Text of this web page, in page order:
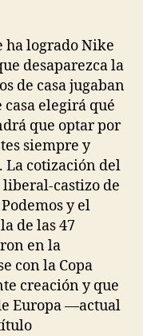
ha logrado Nike
desaparezca la
de casa jugaban
elegirá qué
que optar por
siempre y
La cotización del
castizo de
y el
de las 47
en la
con la Copa
creación y que
Europa —actual